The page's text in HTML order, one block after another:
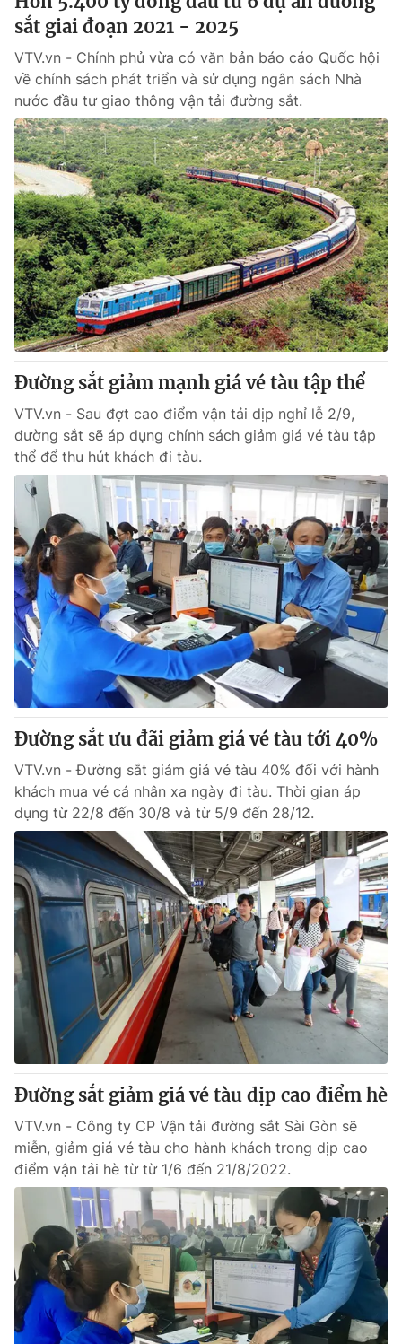
sắt giai đoạn 2021 - 2025
VTV.vn - Chính phủ vừa có văn bản báo cáo Quốc hội
về chính sách phát triển và sử dụng ngân sách Nhà
nước đầu tư giao thông vận tải đường sắt.
Đường sắt giảm mạnh giá vé tàu tập thể
VTV.vn - Sau đợt cao điểm vận tải dịp nghỉ lễ 2/9,
đường sắt sẽ áp dụng chính sách giảm giá vé tàu tập
thể để thu hút khách đi tàu.
Đường sắt ưu đãi giảm giá vé tàu tới 40%
VTV.vn - Đường sắt giảm giá vé tàu 40% đối với hành
khách mua vé cá nhân xa ngày đi tàu. Thời gian áp
dụng từ 22/8 đến 30/8 và từ 5/9 đến 28/12.
Đường sắt giảm giá vé tàu dịp cao điểm hè
VTV.vn - Công ty CP Vận tải đường sắt Sài Gòn sẽ
miễn, giảm giá vé tàu cho hành khách trong dịp cao
điểm vận tải hè từ từ 1/6 đến 21/8/2022.